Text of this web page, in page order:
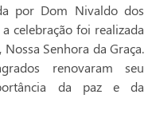
por Dom Nivaldo dos
celebração foi realizada
Senhora da Graça.
renovaram seu
da paz e da